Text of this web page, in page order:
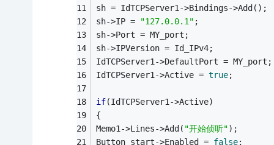
sh = IdTCPServer1->Bindings->Add();
sh->IP =
"127.0.0.1" ;
sh->Port = MY_port;
sh->IPVersion = Id_IPv4;
IdTCPServer1->DefaultPort = MY_port;
IdTCPServer1->Active = true;
if(IdTCPServer1->Active)
{
Memo1->Lines->Add( "开始侦听");
Button_start->Enabled = false;